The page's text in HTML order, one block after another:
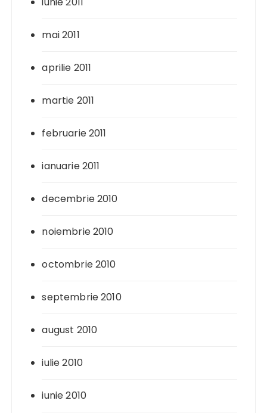
mai 2011
aprilie 2011
martie 2011
februarie 2011
ianuarie 2011
decembrie 2010
noiembrie 2010
octombrie 2010
septembrie 2010
august 2010
iulie 2010
iunie 2010